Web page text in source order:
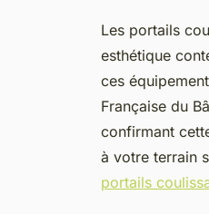
Les portails
esthétique
ces
Française du
confirmant
à votre terrain
portails